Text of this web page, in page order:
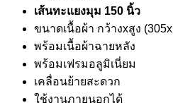
เส้นทะแยงมุม 150 นิ้ว
ขนาดเนื้อผ้า กว้างxสูง
พร้อมเนื้อผ้าฉายหลัง
พร้อมเฟรมอลูมิเนี่ยม
เคลื่อนย้ายสะดวก
ใช้งานภายนอกได้